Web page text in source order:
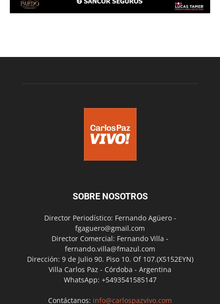
SOBRE NOSOTROS
Director Periodístico: Fernando Agüero -
fgaguero@gmail.com
Director Comercial: Fernando Villa -
fernando.villa@fmazul.com
Dirección: 9 de Julio 90. Piso 10. Of 107.(X5152EYN)
Villa Carlos Paz - Córdoba - Argentina
WhatsApp: +5493541585147
Contáctanos: info@carlospazvivo.com